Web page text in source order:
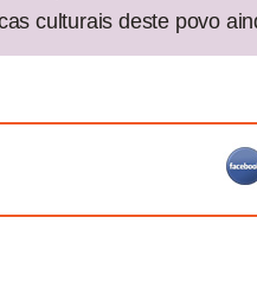
culturais deste povo